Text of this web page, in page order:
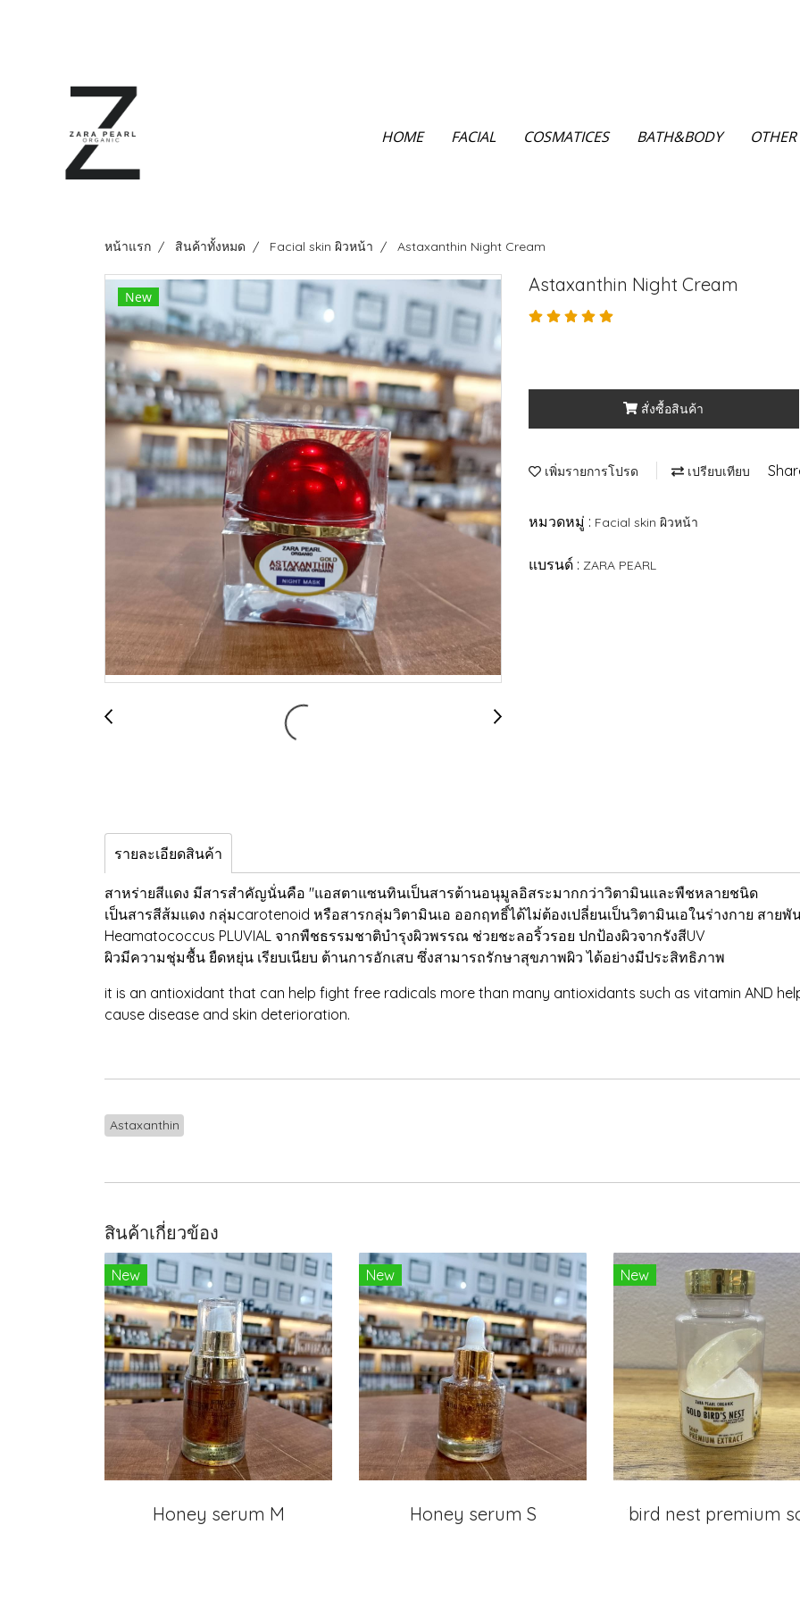
HOME FACIAL COSMATICES BATH&BODY
หน้าแรก สินค้าทั้งหมด Facial skin ผิวหน้า Astaxanthin Night Cream
New
Astaxanthin Night Cream
สั่งซื้อสินค้า
เพิ่มรายการโปรด เปรียบเทียบ
หมวดหมู่ : Facial skin ผิวหน้า
แบรนด์ : ZARA PEARL
รายละเอียดสินค้า
สาหร่ายสีแดง มีสารสำคัญนั่นคือ "แอสตาแซนทินเป็นสารต้านอนุมูลอิสระมากกว่าวิตามินและพืชหลายชนิด
เป็นสารสีส้มแดง กลุ่มcarotenoid หรือสารกลุ่มวิตามินเอ ออกฤทธิ์ได้ไม่ต้องเปลี่ยนเป็นวิตามินเอในร่างกาย สายพั
Heamatococcus PLUVIAL จากพืชธรรมชาติบำรุงผิวพรรณ ช่วยชะลอริ้วรอย ปกป้องผิวจากรังสีUV
ผิวมีความชุ่มชื้น ยืดหยุ่น เรียบเนียบ ต้านการอักเสบ ซึ่งสามารถรักษาสุขภาพผิว ได้อย่างมีประสิทธิภาพ
it is an antioxidant that can help fight free radicals more than many antioxidants such as vitamin AND
cause disease and skin deterioration.
Astaxanthin
สินค้าเกี่ยวข้อง
New
Honey serum M
New
Honey serum S
New
bird nest premium